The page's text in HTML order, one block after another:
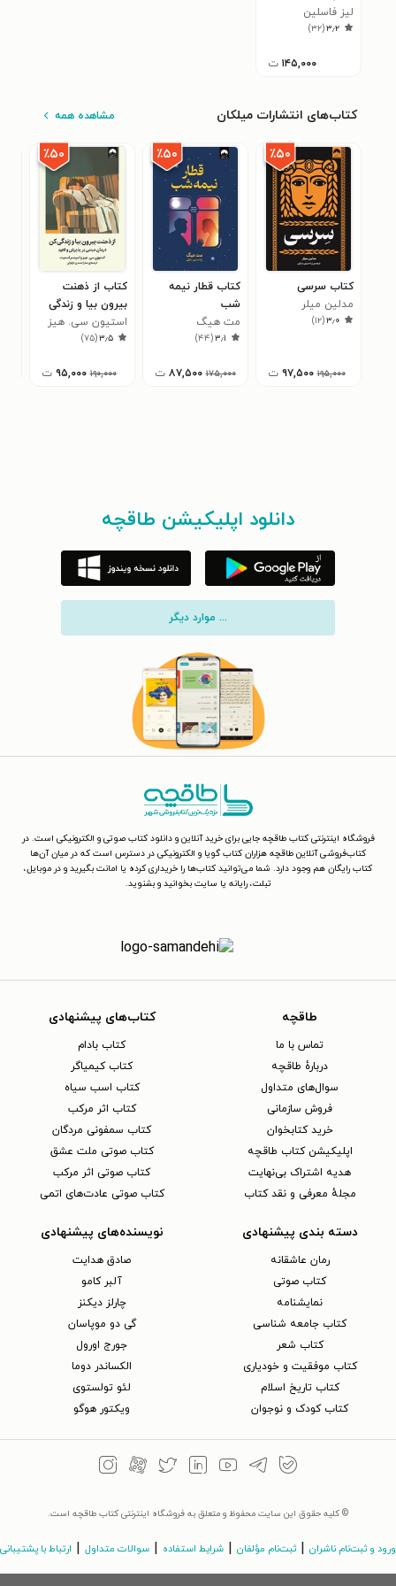
در محیط های کاری
لیز فاسلین
۳٫۲(۳۲)
۱۴۵,۰۰۰ ت
کتاب‌های انتشارات میلکان مشاهده همه
٪۵۰
کتاب سرسی
مدلین میلر
۳٫۰(۱۲)
۱۹۵,۰۰۰ ۹۷,۵۰۰ ت
٪۵۰
کتاب قطار نیمه
شب
مت هیگ
۳٫۱(۴۴)
۱۷۵,۰۰۰ ۸۷,۵۰۰ ت
٪۵۰
کتاب از ذهنت
بیرون بیا و زندگی
کن
استیون سی. هیز
۳٫۵(۷۵)
۱۹۰,۰۰۰ ۹۵,۰۰۰ ت
دانلود اپلیکیشن طاقچه
... موارد دیگر
فروشگاه اینترنتی کتاب طاقچه جایی برای خرید آنلاین و دانلود کتاب صوتی و الکترونیکی است. در
کتاب‌فروشی آنلاین طاقچه هزاران کتاب گویا و الکترونیکی در دسترس است که در میان آن‌ها
کتاب رایگان هم وجود دارد. شما می‌توانید کتاب‌ها را خریداری کرده یا امانت بگیرید و در موبایل،
تبلت، رایانه یا سایت بخوانید و بشنوید.
طاقچه
تماس با ما
دربارهٔ طاقچه
سوال‌های متداول
فروش سازمانی
خرید کتابخوان
اپلیکیشن کتاب طاقچه
هدیه اشتراک بی‌نهایت
مجلهٔ معرفی و نقد کتاب
کتاب‌های پیشنهادی
کتاب بادام
کتاب کیمیاگر
کتاب اسب سیاه
کتاب اثر مرکب
کتاب سمفونی مردگان
کتاب صوتی ملت عشق
کتاب صوتی اثر مرکب
کتاب صوتی عادت‌های اتمی
دسته بندی پیشنهادی
رمان عاشقانه
کتاب‌ صوتی
نمایشنامه
کتاب جامعه شناسی
کتاب شعر
کتاب موفقیت و خودیاری
کتاب تاریخ اسلام
کتاب کودک و نوجوان
نویسنده‌های پیشنهادی
صادق هدایت
آلبر کامو
چارلز دیکنز
گی دو موپاسان
جورج اورول
الکساندر دوما
لئو تولستوی
ویکتور هوگو
© کلیه حقوق این سایت محفوظ و متعلق به فروشگاه اینترنتی کتاب طاقچه است.
ورود و ثبت‌نام ناشران | ثبت‌نام مؤلفان | شرایط استفاده | سوالات متداول | ارتباط با پشتیبانی